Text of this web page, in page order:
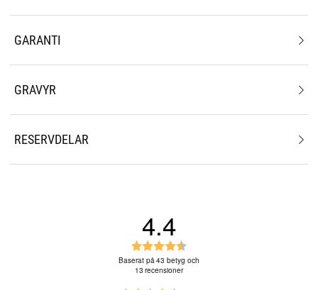
GARANTI
GRAVYR
RESERVDELAR
4.4
e
Baserat på 43 betyg och
13 recensioner